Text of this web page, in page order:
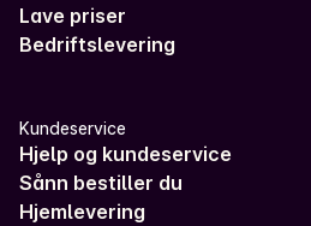
Lave priser
Bedriftslevering
Kundeservice
Hjelp og kundeservice
Sånn bestiller du
Hjemlevering